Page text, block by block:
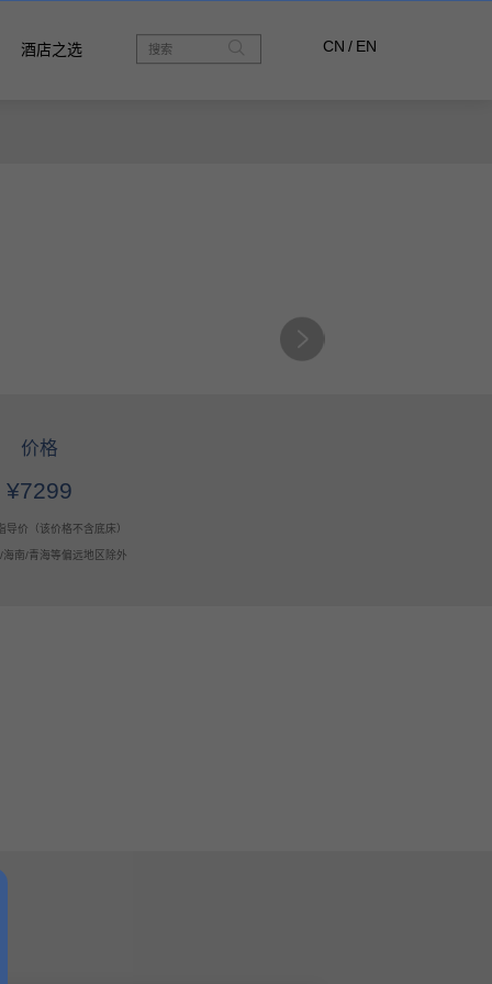
酒店之选 CN / EN
价格
¥7299
导价（该价格不含底床）
海南/青海等偏远地区除外